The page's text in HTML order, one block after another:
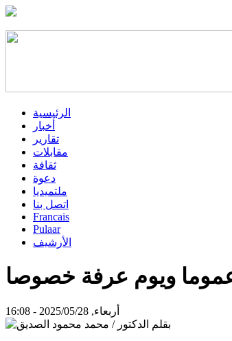
الرئيسية
أخبار
تقارير
مقابلات
ثقافة
دعوة
ملتميديا
اتصل بنا
Francais
Pulaar
الأرشيف
ويوم عرفة خصوصا
أربعاء, 2025/05/28 - 16:08